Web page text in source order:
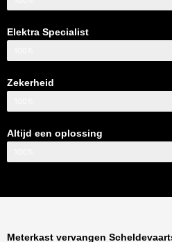
Elektra Specialist
Zekerheid
Altijd een oplossing
Meterkast vervangen